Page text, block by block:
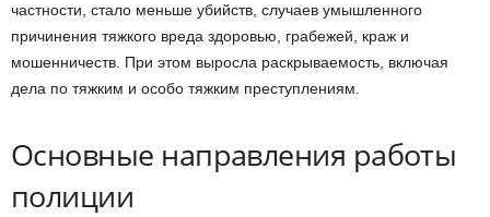
частности, стало меньше убийств, случаев умышленного
причинения тяжкого вреда здоровью, грабежей, краж и
мошенничеств. При этом выросла раскрываемость, включая
дела по тяжким и особо тяжким преступлениям.
Основные направления работы
полиции